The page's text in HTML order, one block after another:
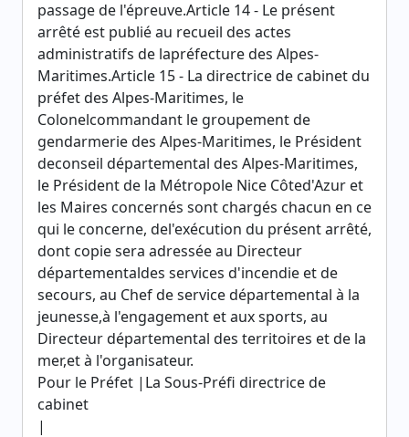
passage de l'épreuve.Article 14 - Le présent
arrêté est publié au recueil des actes
administratifs de lapréfecture des Alpes-
Maritimes.Article 15 - La directrice de cabinet du
préfet des Alpes-Maritimes, le
Colonelcommandant le groupement de
gendarmerie des Alpes-Maritimes, le Président
deconseil départemental des Alpes-Maritimes,
le Président de la Métropole Nice Côted'Azur et
les Maires concernés sont chargés chacun en ce
qui le concerne, del'exécution du présent arrêté,
dont copie sera adressée au Directeur
départementaldes services d'incendie et de
secours, au Chef de service départemental à la
jeunesse,à l'engagement et aux sports, au
Directeur départemental des territoires et de la
mer,et à l'organisateur.
Pour le Préfet |La Sous-Préfi directrice de
cabinet
|